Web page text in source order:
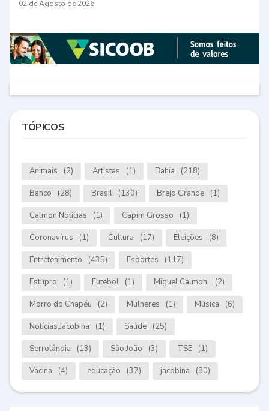
02 de Agosto de 2026
TÓPICOS
Animais (2) Artistas (1) Bahia (218)
Banco (28) Brasil (130) Brejo Grande (1)
Calmon Notícias (1) Capim Grosso (1)
Coronavírus (1) Cultura (17) Eleições (8)
Entretenimento (435) Esportes (117)
Estupro (1) Futebol (1) Miguel Calmon. (2)
Morro do Chapéu (2) Mulheres (1) Música (6)
Notícias.Jacobina (1) Saúde (25)
Serrolândia (13) São João (3) TSE (1)
Vacina (4) educação (37) jacobina (80)